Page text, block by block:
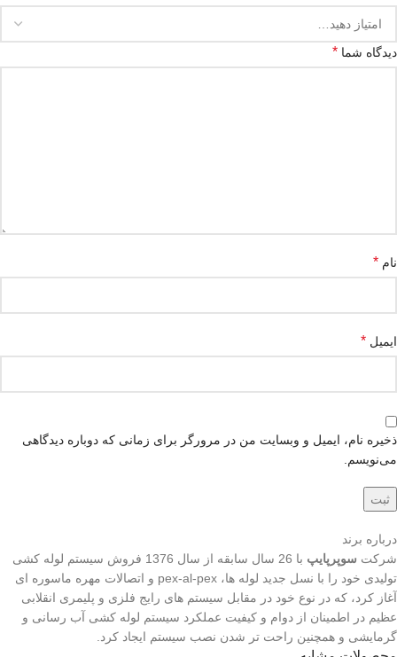
دیدگاه شما *
نام *
ایمیل *
ذخیره نام، ایمیل و وبسایت من در مرورگر برای زمانی که دوباره دیدگاهی
می‌نویسم.
درباره برند
شرکت سوپرپایپ
با 26 سال سابقه از سال 1376 فروش سیستم لوله کشی
تولیدی خود را با نسل جديد لوله ها، pex-al-pex و اتصالات مهره ماسوره ای
آغاز كرد، که در نوع خود در مقابل سیستم های رایج فلزی و پلیمری انقلابی
عظیم در اطمينان از دوام و كيفيت عملكرد سيستم لوله کشی آب رسانی و
گرمایشی و همچنين راحت تر شدن نصب سيستم ايجاد کرد.